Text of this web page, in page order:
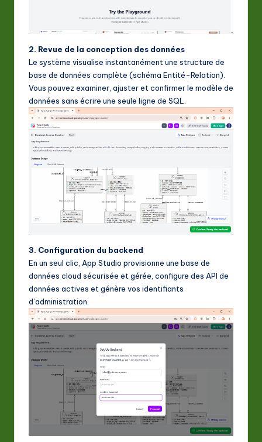
2. Revue de la conception des données
Le système visualise instantanément une structure de
base de données complète (schéma Entité-Relation).
Vous pouvez examiner, ajuster et confirmer le modèle de
données sans écrire une seule ligne de SQL.
3. Configuration du backend
En un seul clic, App Studio provisionne une base de
données cloud sécurisée et gérée, configure des API de
données actives et génère vos identifiants
d’administration.